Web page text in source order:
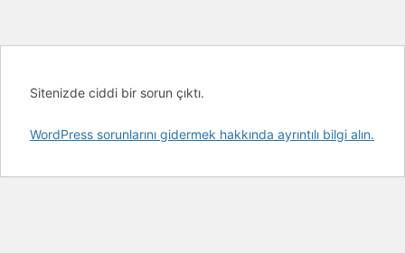
Sitenizde ciddi bir sorun çıktı.
WordPress sorunlarını gidermek hakkında ayrıntılı bilgi alın.